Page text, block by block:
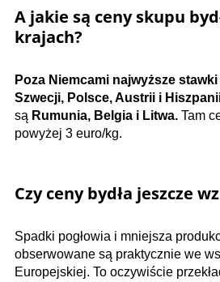
A jakie są ceny skupu
krajach?
Poza Niemcami najwyższe
Szwecji, Polsce, Austrii i
są Rumunia, Belgia i Litwa. Tam
powyżej 3 euro/kg.
Czy ceny bydła jeszcze
Spadki pogłowia i mniejsza
obserwowane są praktycznie we
Europejskiej. To oczywiście